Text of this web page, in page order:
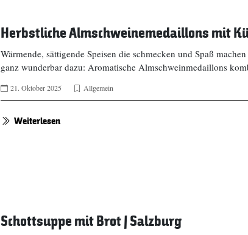
Herbstliche Almschweinemedaillons mit
Wärmende, sättigende Speisen die schmecken und Spaß
ganz wunderbar dazu: Aromatische Almschweinmedaillons
21. Oktober 2025 Allgemein
Weiterlesen
Schottsuppe mit Brot | Salzburg